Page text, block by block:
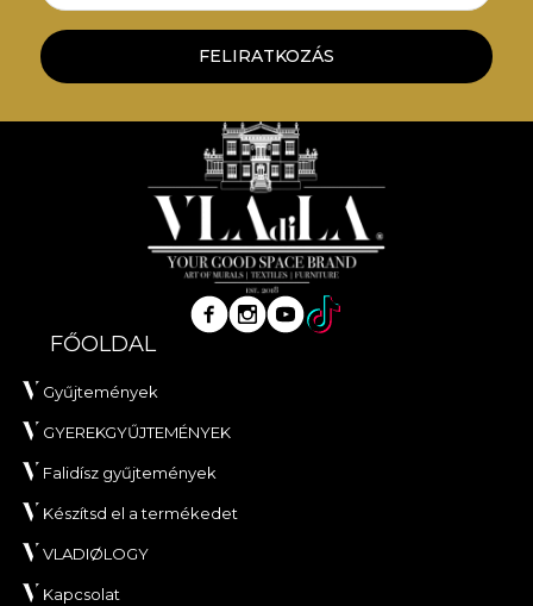
FELIRATKOZÁS
FŐOLDAL
Gyűjtemények
GYEREKGYŰJTEMÉNYEK
Falidísz gyűjtemények
Készítsd el a termékedet
VLADIØLOGY
Kapcsolat